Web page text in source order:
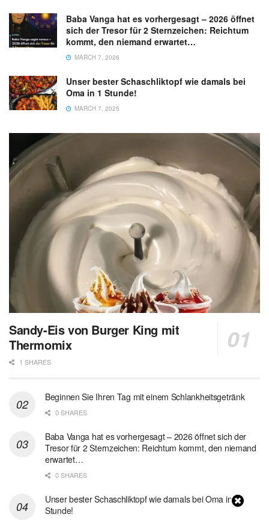
Baba Vanga hat es vorhergesagt – 2026 öffnet
sich der Tresor für 2 Sternzeichen: Reichtum
kommt, den niemand erwartet…
MARCH 7, 2026
Unser bester Schaschliktopf wie damals bei
Oma in 1 Stunde!
MARCH 7, 2025
Sandy-Eis von Burger King mit
Thermomix
1 SHARES
Beginnen Sie Ihren Tag mit einem Schlankheitsgetränk
0 SHARES
Baba Vanga hat es vorhergesagt – 2026 öffnet sich der
Tresor für 2 Sternzeichen: Reichtum kommt, den niemand
erwartet…
0 SHARES
Unser bester Schaschliktopf wie damals bei Oma in 1
Stunde!